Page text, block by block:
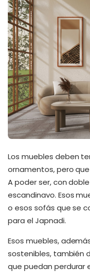
Los muebles deben
ornamentos, pero
A poder ser, con
escandinavo. Esos
o esos sofás que se
para el Japnadi.
Esos muebles,
sostenibles, también
que puedan perdurar